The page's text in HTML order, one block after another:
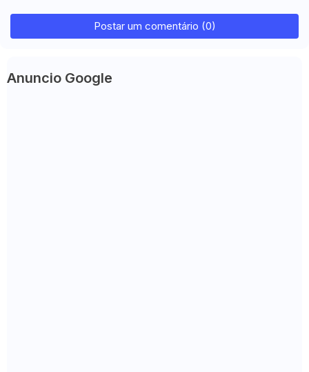
Postar um comentário (0)
Anuncio Google